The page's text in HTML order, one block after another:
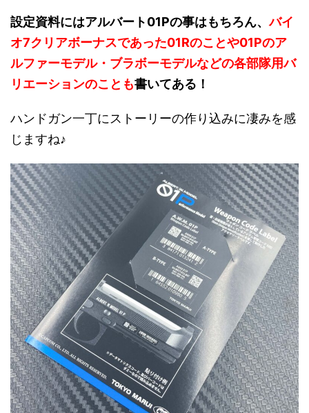
設定資料にはアルバート01Pの事はもちろん、バイ
オ7クリアボーナスであった01Rのことや01Pのア
ルファーモデル・ブラボーモデルなどの各部隊用バ
リエーションのことも書いてある！
ハンドガン一丁にストーリーの作り込みに凄みを感
じますね♪